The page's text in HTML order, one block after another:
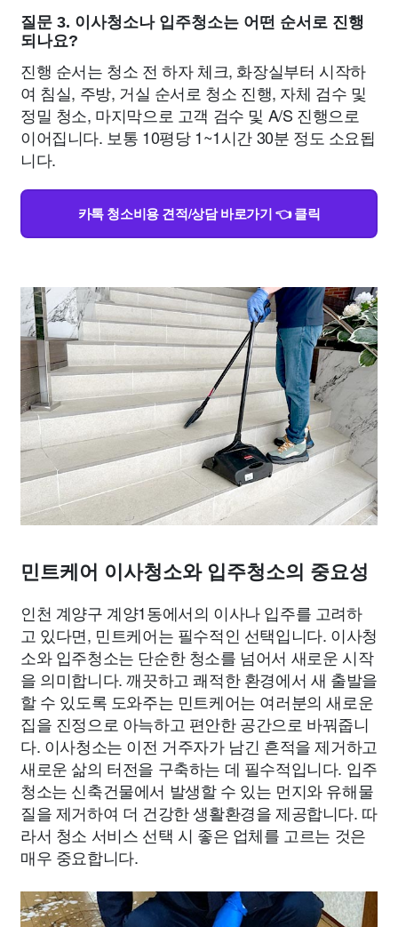
질문 3. 이사청소나 입주청소는 어떤 순서로 진행
되나요?
진행 순서는 청소 전 하자 체크, 화장실부터 시작하
여 침실, 주방, 거실 순서로 청소 진행, 자체 검수 및
정밀 청소, 마지막으로 고객 검수 및 A/S 진행으로
이어집니다. 보통 10평당 1~1시간 30분 정도 소요됩
니다.
카톡 청소비용 견적/상담 바로가기 👈 클릭
민트케어 이사청소와 입주청소의 중요성
인천 계양구 계양1동에서의 이사나 입주를 고려하
고 있다면, 민트케어는 필수적인 선택입니다. 이사청
소와 입주청소는 단순한 청소를 넘어서 새로운 시작
을 의미합니다. 깨끗하고 쾌적한 환경에서 새 출발을
할 수 있도록 도와주는 민트케어는 여러분의 새로운
집을 진정으로 아늑하고 편안한 공간으로 바꿔줍니
다. 이사청소는 이전 거주자가 남긴 흔적을 제거하고
새로운 삶의 터전을 구축하는 데 필수적입니다. 입주
청소는 신축건물에서 발생할 수 있는 먼지와 유해물
질을 제거하여 더 건강한 생활환경을 제공합니다. 따
라서 청소 서비스 선택 시 좋은 업체를 고르는 것은
매우 중요합니다.